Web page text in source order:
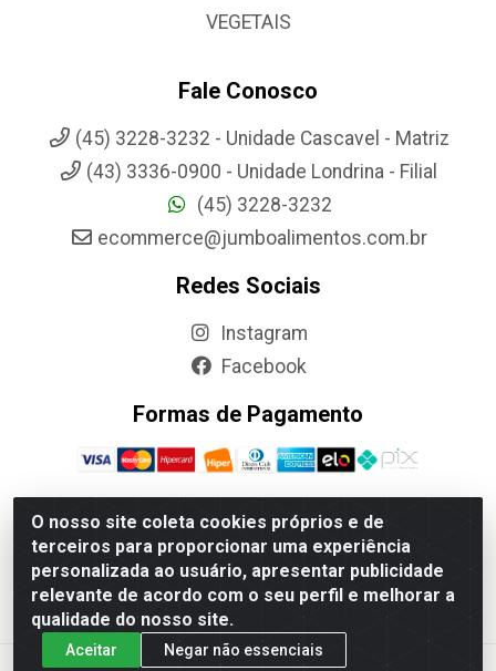
O nosso site coleta cookies próprios e de
terceiros para proporcionar uma experiência
personalizada ao usuário, apresentar publicidade
relevante de acordo com o seu perfil e melhorar a
qualidade do nosso site.
Aceitar Negar não essenciais
VEGETAIS
Fale Conosco
(45) 3228-3232 - Unidade Cascavel - Matriz
(43) 3336-0900 - Unidade Londrina - Filial
(45) 3228-3232
ecommerce@jumboalimentos.com.br
Redes Sociais
Instagram
Facebook
Formas de Pagamento
Jumbo Alimentos Cascavel - Matriz - Rua Itatiba Do Sul, 161 -
Santos Dumont, Cascavel-PR - CEP 85804-700- CNPJ
85.522.043/0001-90